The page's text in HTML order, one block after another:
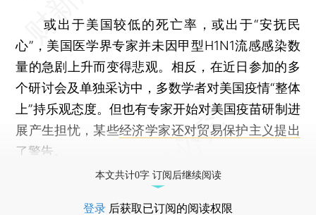
或出于美国较低的死亡率，或出于“安抚民
心”，美国医学界专家并未因甲型H1N1流感感染数
量的急剧上升而变得悲观。相反，在近日参加的多
个研讨会及单独采访中，多数学者对美国疫情“整体
上”持乐观态度。但也有专家开始对美国疫苗研制进
展产生担忧，某些经济学家还对贸易保护主义提出
了警告。
本文共计0字 订阅后继续阅读
登录 后获取已订阅的阅读权限